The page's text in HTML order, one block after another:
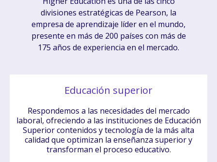
divisiones estratégicas de Pearson, la
empresa de aprendizaje líder en el mundo,
presente en más de 200 países con más de
175 años de experiencia en el mercado.
Educación superior
Respondemos a las necesidades del mercado
laboral, ofreciendo a las instituciones de Educación
Superior contenidos y tecnología de la más alta
calidad que optimizan la enseñanza superior y
transforman el proceso educativo.​